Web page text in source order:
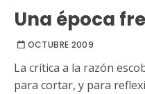
Una época
OCTUBRE 2009
La crítica a la razón
para cortar, y para